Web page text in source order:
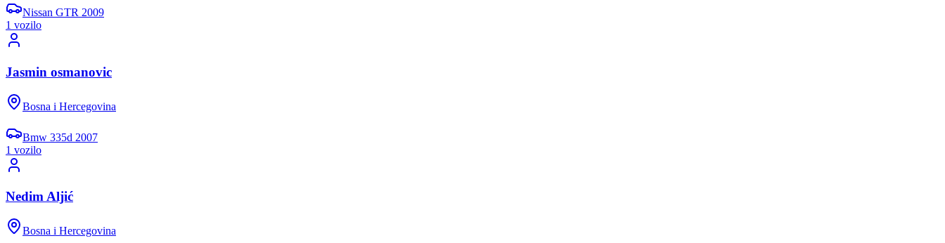
Nissan GTR 2009
1 vozilo
Jasmin osmanovic
Bosna i Hercegovina
Bmw 335d 2007
1 vozilo
Nedim Aljić
Bosna i Hercegovina